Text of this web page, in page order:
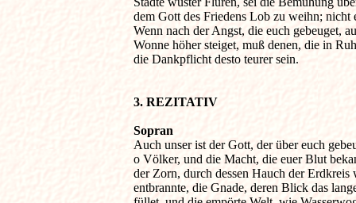
dem Gott des Friedens Lob zu weihn;
Wenn nach der Angst, die euch gebeuget,
Wonne höher steiget, muß denen, die in
die Dankpflicht desto teurer sein.
3. REZITATIV
Sopran
Auch unser ist der Gott, der über euch
o Völker, und die Macht, die euer Blut
der Zorn, durch dessen Hauch der Erdkreis
entbrannte, die Gnade, deren Blick das